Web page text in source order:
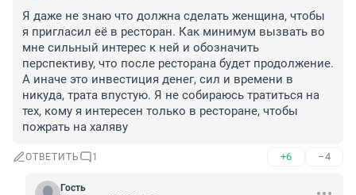
Я даже не знаю что должна сделать женщина, чтобы
я пригласил её в ресторан. Как минимум вызвать во
мне сильный интерес к ней и обозначить
перспективу, что после ресторана будет продолжение.
А иначе это инвестиция денег, сил и времени в
никуда, трата впустую. Я не собираюсь тратиться на
тех, кому я интересен только в ресторане, чтобы
пожрать на халяву
ОТВЕТИТЬ 1 +6 –4
Гость